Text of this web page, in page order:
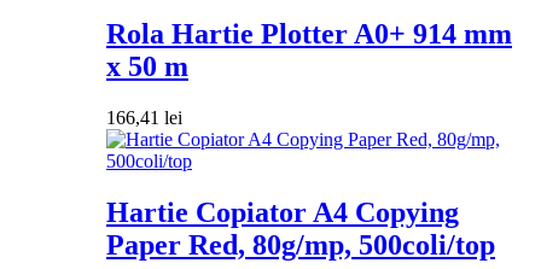
Rola Hartie Plotter A0+ 914 mm
x 50 m
166,41 lei
Hartie Copiator A4 Copying
Paper Red, 80g/mp, 500coli/top